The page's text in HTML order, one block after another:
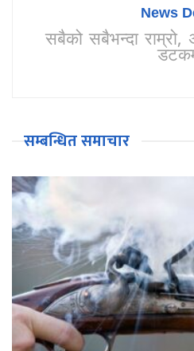
News
सबैको सबैभन्दा
सम्बन्धित समाचार